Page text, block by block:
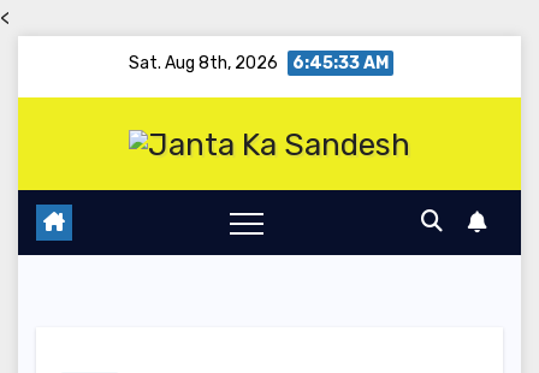
<
Sat. Aug 8th, 2026 6:45:34 AM